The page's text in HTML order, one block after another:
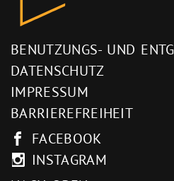
BENUTZUNGS- UND
DATENSCHUTZ
IMPRESSUM
BARRIEREFREIHEIT
FACEBOOK
INSTAGRAM